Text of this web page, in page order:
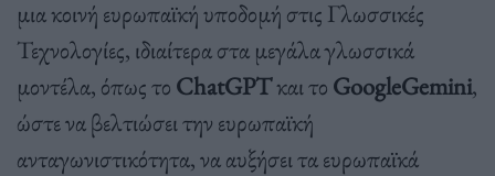
μια κοινή ευρωπαϊκή υποδομή στις Γλωσσικές
Τεχνολογίες, ιδιαίτερα στα μεγάλα γλωσσικά
μοντέλα, όπως το ChatGPTκαι το GoogleGemini,
ώστε να βελτιώσει την ευρωπαϊκή
ανταγωνιστικότητα, να αυξήσει τα ευρωπαϊκά